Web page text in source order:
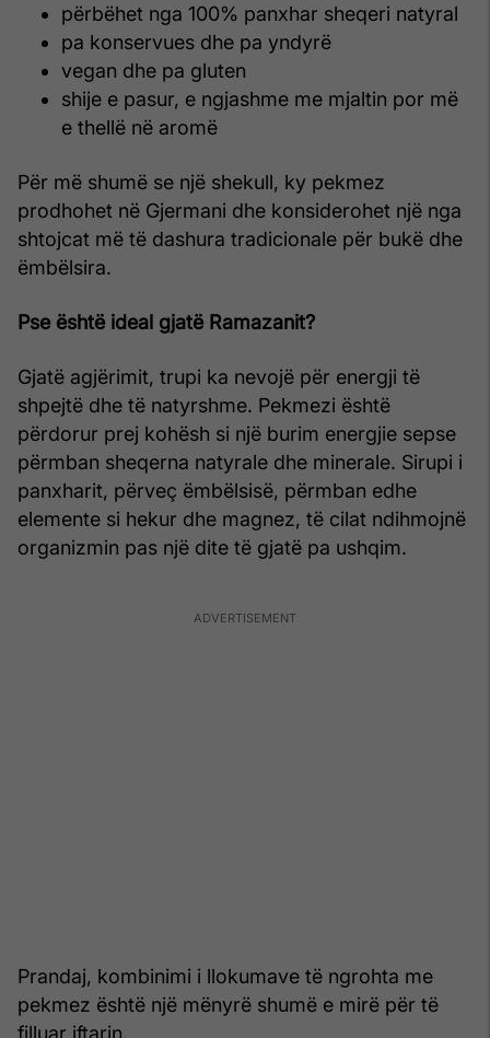
përbëhet nga 100% panxhar sheqeri natyral
pa konservues dhe pa yndyrë
vegan dhe pa gluten
shije e pasur, e ngjashme me mjaltin por më
e thellë në aromë
Për më shumë se një shekull, ky pekmez
prodhohet në Gjermani dhe konsiderohet një nga
shtojcat më të dashura tradicionale për bukë dhe
ëmbëlsira.
Pse është ideal gjatë Ramazanit?
Gjatë agjërimit, trupi ka nevojë për energji të
shpejtë dhe të natyrshme. Pekmezi është
përdorur prej kohësh si një burim energjie sepse
përmban sheqerna natyrale dhe minerale. Sirupi i
panxharit, përveç ëmbëlsisë, përmban edhe
elemente si hekur dhe magnez, të cilat ndihmojnë
organizmin pas një dite të gjatë pa ushqim.
Prandaj, kombinimi i llokumave të ngrohta me
pekmez është një mënyrë shumë e mirë për të
filluar iftarin.